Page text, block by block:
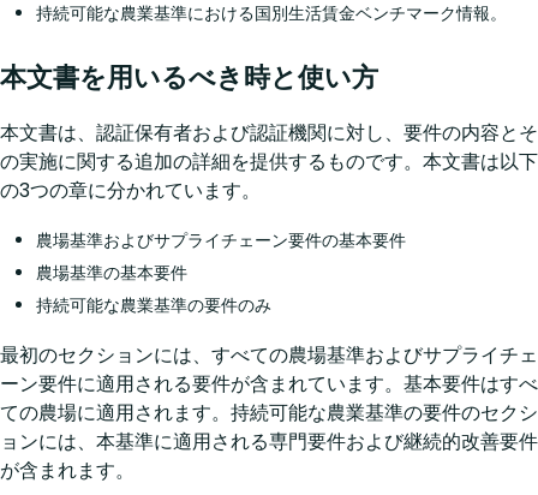
持続可能な農業基準における国別生活賃金ベンチマーク情報。
本文書を用いるべき時と使い方
本文書は、認証保有者および認証機関に対し、要件の内容とそ
の実施に関する追加の詳細を提供するものです。本文書は以下
の3つの章に分かれています。
農場基準およびサプライチェーン要件の基本要件
農場基準の基本要件
持続可能な農業基準の要件のみ
最初のセクションには、すべての農場基準およびサプライチェ
ーン要件に適用される要件が含まれています。基本要件はすべ
ての農場に適用されます。持続可能な農業基準の要件のセクシ
ョンには、本基準に適用される専門要件および継続的改善要件
が含まれます。